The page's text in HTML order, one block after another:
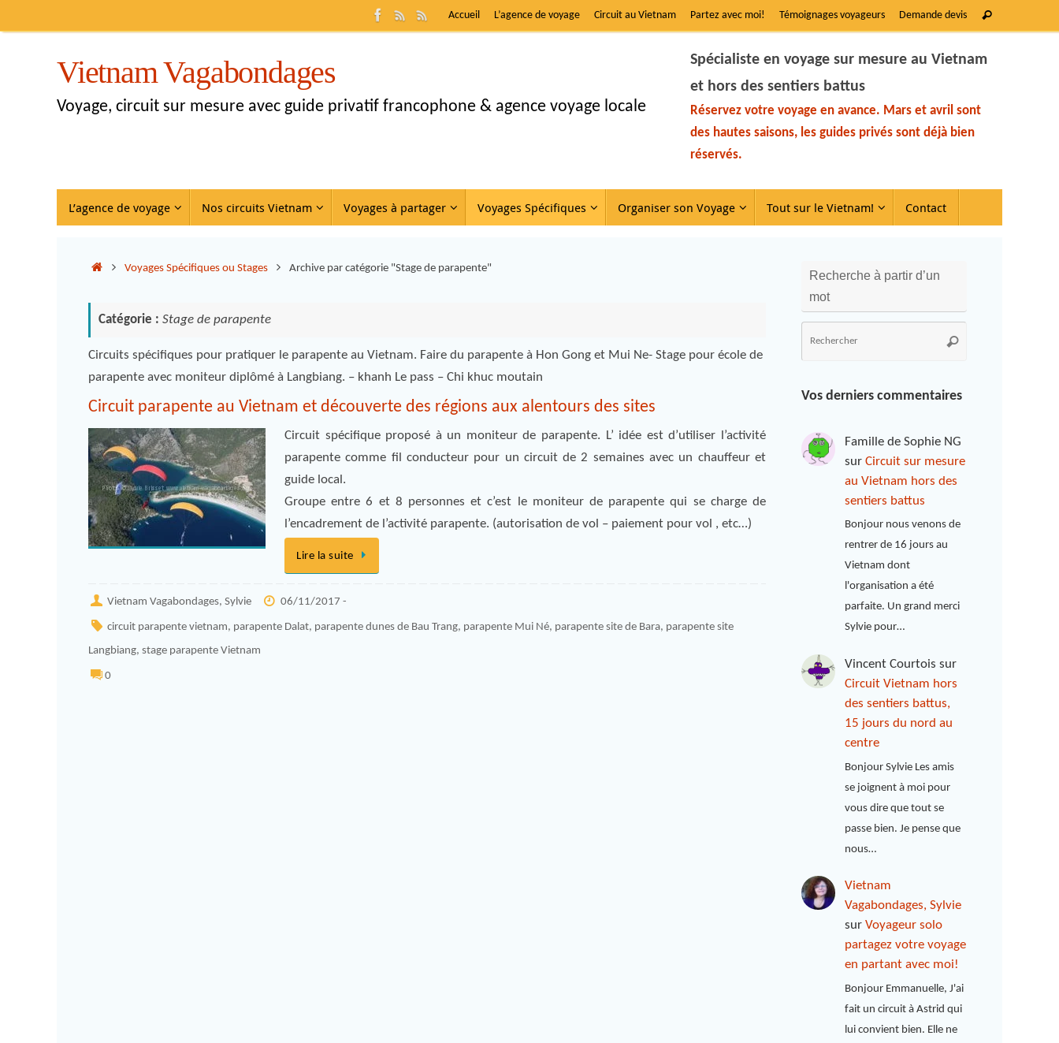
Accueil L’agence de voyage Circuit au Vietnam Partez avec moi! Témoignages voyageurs Demande devis
Vietnam Vagabondages
Voyage, circuit sur mesure avec guide privatif francophone & agence voyage locale
Spécialiste en voyage sur mesure au Vietnam
et hors des sentiers battus
Réservez votre voyage en avance. Mars et avril sont
des hautes saisons, les guides privés sont déjà bien
réservés.
L’agence de voyage Nos circuits Vietnam Voyages à partager Voyages Spécifiques Organiser son Voyage Tout sur le Vietnam! Contact
Voyages Spécifiques ou Stages Archive par catégorie "Stage de parapente"
Catégorie : Stage de parapente
Circuits spécifiques pour pratiquer le parapente au Vietnam. Faire du parapente à Hon Gong et Mui Ne- Stage pour école de
parapente avec moniteur diplômé à Langbiang. – khanh Le pass – Chi khuc moutain
Circuit parapente au Vietnam et découverte des régions aux alentours des sites
Circuit spécifique proposé à un moniteur de parapente. L’ idée est d’utiliser l’activité
parapente comme fil conducteur pour un circuit de 2 semaines avec un chauffeur et
guide local.
Groupe entre 6 et 8 personnes et c’est le moniteur de parapente qui se charge de
l’encadrement de l’activité parapente. (autorisation de vol – paiement pour vol , etc…)
Lire la suite
Vietnam Vagabondages, Sylvie 06/11/2017 -
circuit parapente vietnam, parapente Dalat, parapente dunes de Bau Trang, parapente Mui Né, parapente site de Bara, parapente site
Langbiang, stage parapente Vietnam
0
Recherche à partir d’un
mot
Vos derniers commentaires
Famille de Sophie NG
surCircuit sur mesure
au Vietnam hors des
sentiers battus
Bonjour nous venons de
rentrer de 16 jours au
Vietnam dont
l'organisation a été
parfaite. Un grand merci
Sylvie pour…
Vincent Courtois sur
Circuit Vietnam hors
des sentiers battus,
15 jours du nord au
centre
Bonjour Sylvie Les amis
se joignent à moi pour
vous dire que tout se
passe bien. Je pense que
nous…
Vietnam
Vagabondages, Sylvie
surVoyageur solo
partagez votre voyage
en partant avec moi!
Bonjour Emmanuelle, J'ai
fait un circuit à Astrid qui
lui convient bien. Elle ne